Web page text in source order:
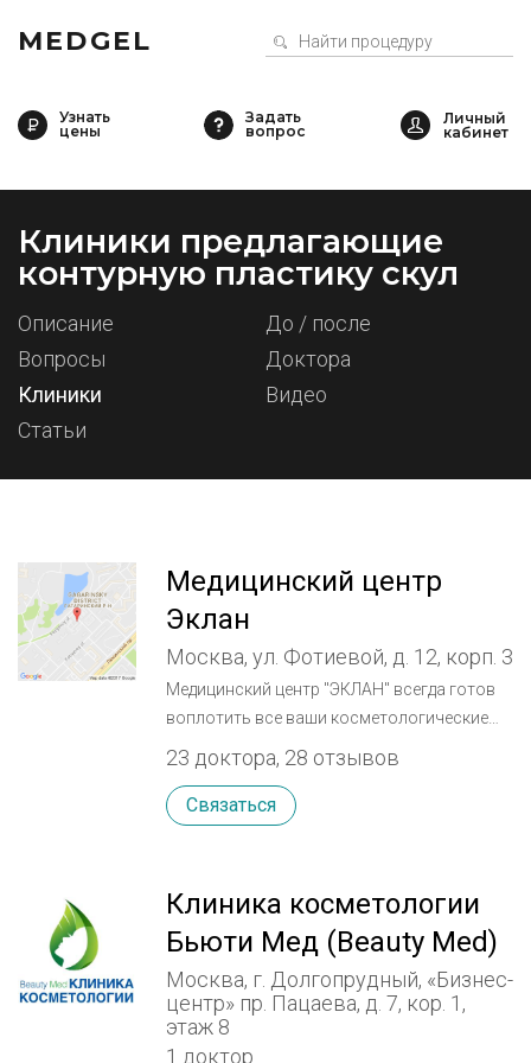
MEDGEL
Узнать
цены
Задать
вопрос
Клиники предлагающие
контурную пластику скул
Описание
До / после
Вопросы
Доктора
Клиники
Видео
Статьи
Медицинский центр
Эклан
Москва, ул. Фотиевой, д. 12, корп. 3
Медицинский центр "ЭКЛАН" всегда готов
воплотить все ваши косметологические
пожелания в жизнь и предложить
комплексное решение исходя из ваших
индивидуальных особенностей. Наши
опытные косметологи и пластические
эффективность и безопасность. Этот факт
поможет вам и вашим близким
становиться моложе, здоровее и красивее.
Медицинский центр ЭКЛАН обладает
уникальной методикой под названием
23 доктора, 28 отзывов
Связаться
Клиника косметологии
Бьюти Мед (Beauty Med)
Москва, г. Долгопрудный, «Бизнес-
центр» пр. Пацаева, д. 7, кор. 1,
этаж 8
1 доктор